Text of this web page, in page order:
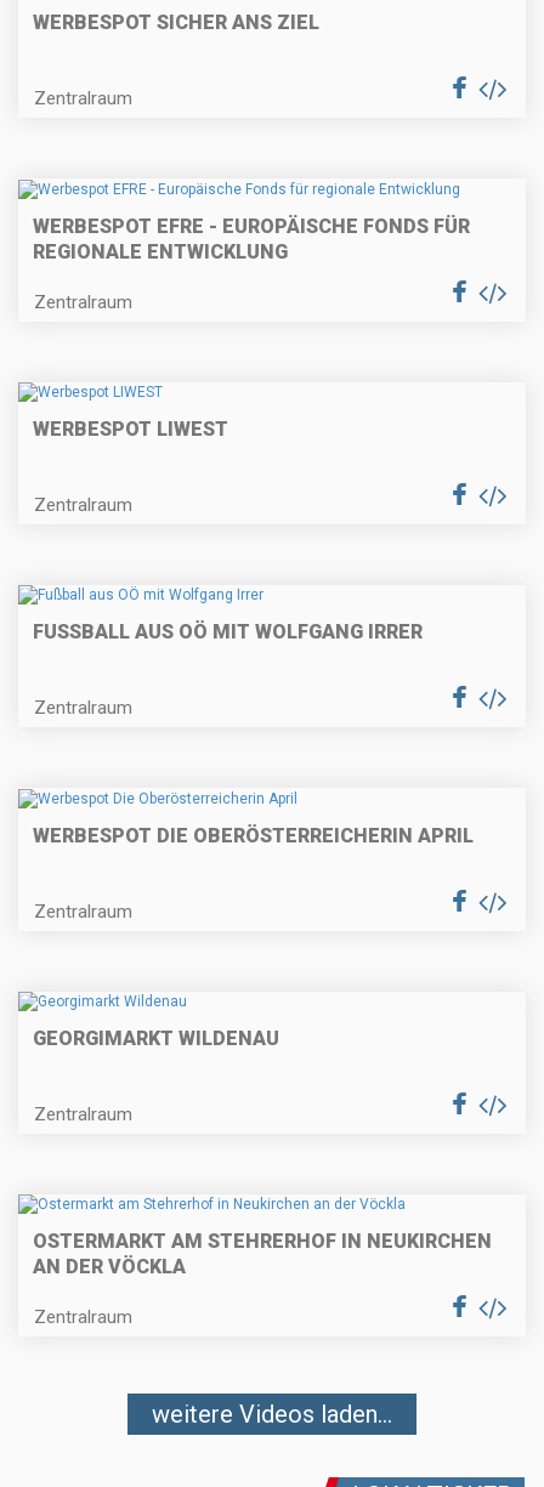
WERBESPOT SICHER ANS ZIEL
Zentralraum
WERBESPOT EFRE - EUROPÄISCHE FONDS FÜR
REGIONALE ENTWICKLUNG
Zentralraum
WERBESPOT LIWEST
Zentralraum
FUSSBALL AUS OÖ MIT WOLFGANG IRRER
Zentralraum
WERBESPOT DIE OBERÖSTERREICHERIN APRIL
Zentralraum
GEORGIMARKT WILDENAU
Zentralraum
OSTERMARKT AM STEHRERHOF IN NEUKIRCHEN
AN DER VÖCKLA
Zentralraum
weitere Videos laden...